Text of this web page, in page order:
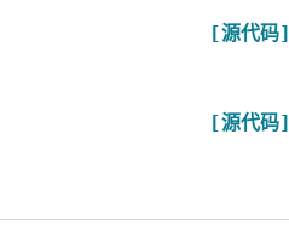
[源代码]
[源代码]